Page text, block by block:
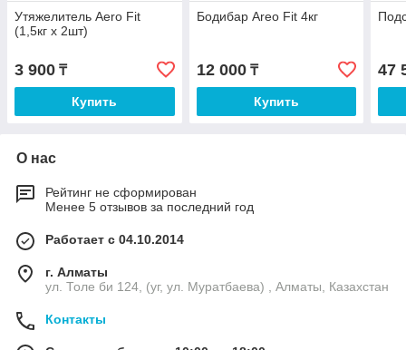
Утяжелитель Aero Fit
(1,5кг х 2шт)
3 900 ₸
Купить
Бодибар Areo Fit 4кг
12 000₸
Купить
47
О нас
Рейтинг не сформирован
Менее 5 отзывов за последний год
Работает с 04.10.2014
г. Алматы
ул. Толе би 124, (уг, ул. Муратбаева) , Алматы, Казахстан
Контакты